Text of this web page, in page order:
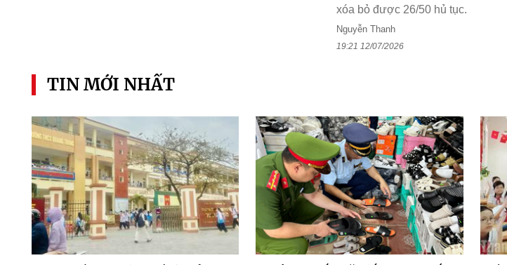
xóa bỏ được 26/50 hủ tục.
Nguyễn Thanh
19:21 12/07/2026
TIN MỚI NHẤT